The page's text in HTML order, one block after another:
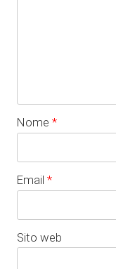
Nome *
Email *
Sito web